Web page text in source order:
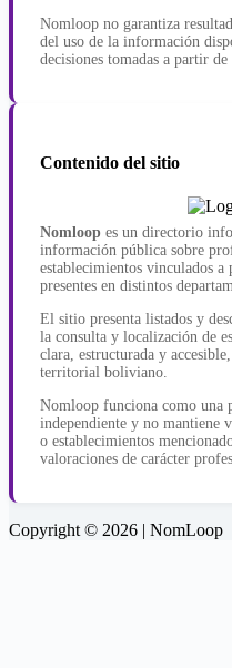
Nomloop no garantiza
del uso de la información
decisiones tomadas a partir
Contenido del sitio
Nomloop es un directorio
información pública sobre
establecimientos vinculados a
presentes en distintos
El sitio presenta listados y
la consulta y localización de
clara, estructurada y
territorial boliviano.
Nomloop funciona como una
independiente y no mantiene
o establecimientos
valoraciones de carácter
Copyright © 2026 | NomLoop